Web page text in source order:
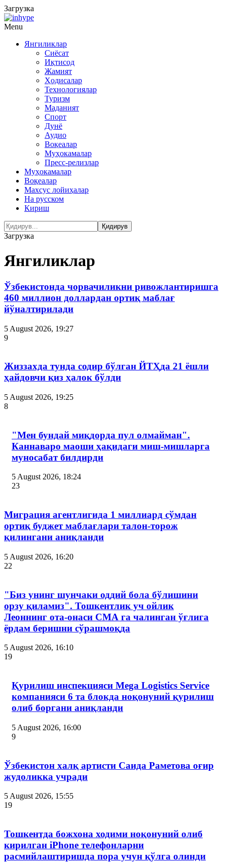
Загрузка
Menu
Янгиликлар
Сиёсат
Иқтисод
Жамият
Ҳодисалар
Технологиялар
Туризм
Маданият
Спорт
Дунё
Аудио
Воқеалар
Муҳокамалар
Пресс-релизлар
Муҳокамалар
Воқеалар
Махсус лойиҳалар
На русском
Кириш
Загрузка
Янгиликлар
Ўзбекистонда чорвачиликни ривожлантиришга
460 миллион доллардан ортиқ маблағ
йўналтирилади
5 August 2026, 19:27
9
Жиззахда тунда содир бўлган ЙТҲда 21 ёшли
ҳайдовчи қиз ҳалок бўлди
5 August 2026, 19:25
8
"Мен бундай миқдорда пул олмайман".
Каннаваро маоши ҳақидаги миш-мишларга
муносабат билдирди
5 August 2026, 18:24
23
Миграция агентлигида 1 миллиард сўмдан
ортиқ буджет маблағлари талон-торож
қилингани аниқланди
5 August 2026, 16:20
22
"Биз унинг шунчаки оддий бола бўлишини
орзу қиламиз". Тошкентлик уч ойлик
Леоннинг ота-онаси СМА га чалинган ўғлига
ёрдам беришни сўрашмоқда
5 August 2026, 16:10
19
Қурилиш инспекцияси Мega Logistics Service
компанияси 6 та блокда ноқонуний қурилиш
олиб боргани аниқланди
5 August 2026, 16:00
9
Ўзбекистон халқ артисти Саида Раметова оғир
жудоликка учради
5 August 2026, 15:55
19
Тошкентда божхона ходими ноқонуний олиб
кирилган iPhone телефонларни
расмийлаштиришда пора учун қўлга олинди